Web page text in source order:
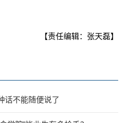
【责任编辑：张天磊】
话不能随便说了